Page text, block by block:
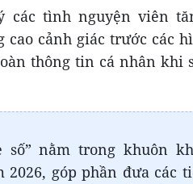
tình nguyện viên
cảnh giác trước các
thông tin cá nhân khi
nằm trong khuôn
góp phần đưa các